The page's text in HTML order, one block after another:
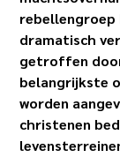
rebellengroep
dramatisch
getroffen
belangrijkste
worden
christenen